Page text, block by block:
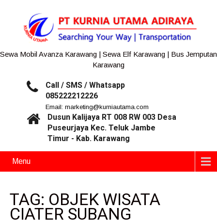
Sewa Mobil Avanza Karawang | Sewa Elf Karawang | Bus Jemputan
Karawang
Call / SMS / Whatsapp
085222212226
Email: marketing@kurniautama.com
Dusun Kalijaya RT 008 RW 003 Desa
Puseurjaya Kec. Teluk Jambe
Timur - Kab. Karawang
Menu
TAG: OBJEK WISATA
CIATER SUBANG